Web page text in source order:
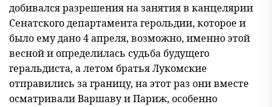
добивался разрешения на занятия в канцелярии
Сенатского департамента герольдии, которое и
было ему дано 4 апреля, возможно, именно этой
весной и определилась судьба будущего
геральдиста, а летом братья Лукомские
отправились за границу, на этот раз они вместе
осматривали Варшаву и Париж, особенно